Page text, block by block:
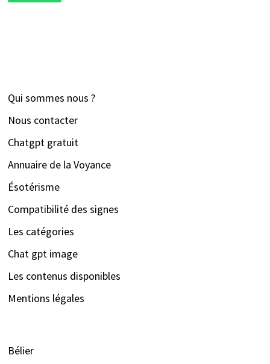
Qui sommes nous ?
Nous contacter
Chatgpt gratuit
Annuaire de la Voyance
Ésotérisme
Compatibilité des signes
Les catégories
Chat gpt image
Les contenus disponibles
Mentions légales
Bélier